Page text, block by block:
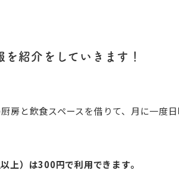
紹介をしていきます！
と飲食スペースを借りて、月に一度日
上）は300円で利用できます。